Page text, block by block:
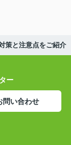
策と注意点をご紹介
ー
問い合わせ